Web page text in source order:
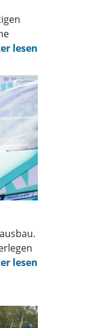
mit
beiden